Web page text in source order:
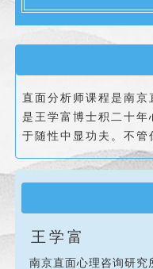
直面分析师课程是南京
是王学富博士积二十
于随性中显功夫。不管
王学富
南京直面心理咨询研究